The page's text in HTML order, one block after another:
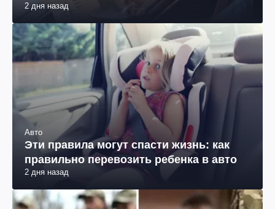
2 дня назад
Авто
Эти правила могут спасти жизнь: как
правильно перевозить ребенка в авто
2 дня назад